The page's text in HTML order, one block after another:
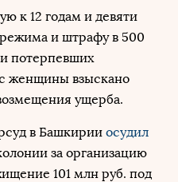
к 12 годам и девяти
и штрафу в 500
потерпевших
женщины взыскано
ущерба.
в Башкирии осудил
за организацию
101 млн руб. под